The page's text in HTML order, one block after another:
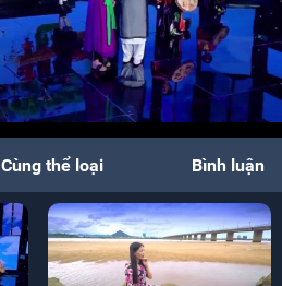
Cùng thể loại Bình luận